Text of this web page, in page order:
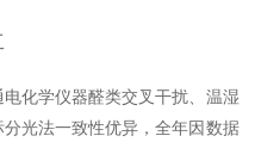
化学仪器醛类交叉干扰、温湿
光法一致性优异，全年因数据